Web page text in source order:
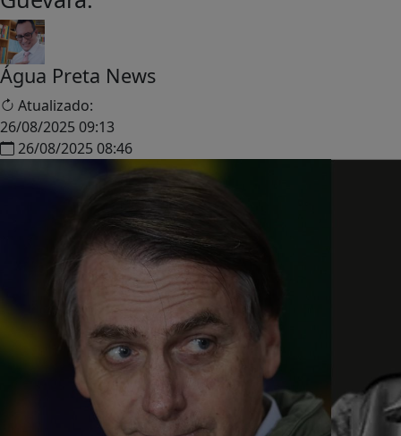
Água Preta News
Atualizado:
26/08/2025 09:13
26/08/2025 08:46